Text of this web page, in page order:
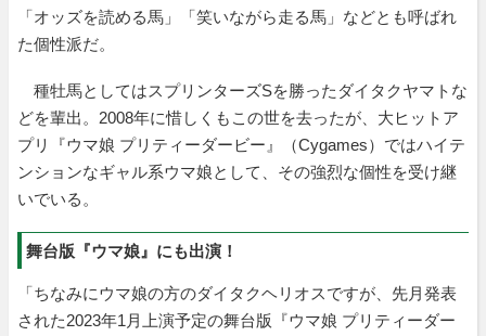
「オッズを読める馬」「笑いながら走る馬」などとも呼ばれ
た個性派だ。
種牡馬としてはスプリンターズSを勝ったダイタクヤマトな
どを輩出。2008年に惜しくもこの世を去ったが、大ヒットア
プリ『ウマ娘 プリティーダービー』（Cygames）ではハイテ
ンションなギャル系ウマ娘として、その強烈な個性を受け継
いでいる。
舞台版『ウマ娘』にも出演！
「ちなみにウマ娘の方のダイタクヘリオスですが、先月発表
された2023年1月上演予定の舞台版『ウマ娘 プリティーダー